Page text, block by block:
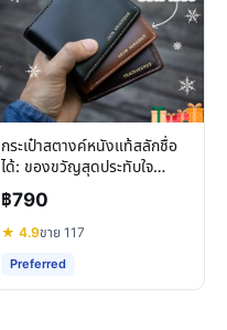
กระเป๋าสตางค์หนังแท้สลักชื่อ
ได้: ของขวัญสุดประทับใจ
สำหรับผู้ชาย
฿790
★ 4.9ขาย 117
Preferred